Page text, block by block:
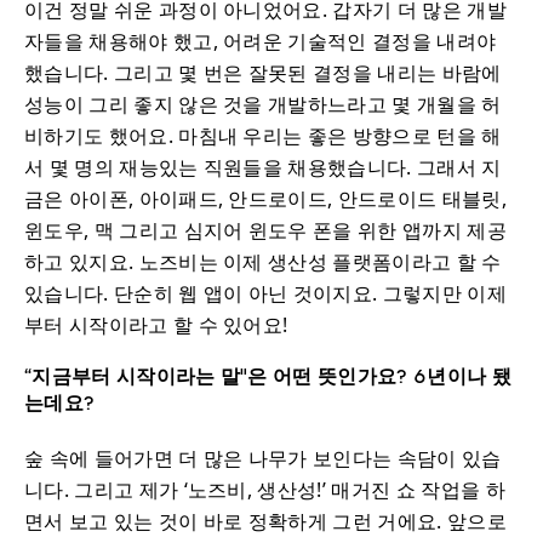
이건 정말 쉬운 과정이 아니었어요. 갑자기 더 많은 개발
자들을 채용해야 했고, 어려운 기술적인 결정을 내려야
했습니다. 그리고 몇 번은 잘못된 결정을 내리는 바람에
성능이 그리 좋지 않은 것을 개발하느라고 몇 개월을 허
비하기도 했어요. 마침내 우리는 좋은 방향으로 턴을 해
서 몇 명의 재능있는 직원들을 채용했습니다. 그래서 지
금은 아이폰, 아이패드, 안드로이드, 안드로이드 태블릿,
윈도우, 맥 그리고 심지어 윈도우 폰을 위한 앱까지 제공
하고 있지요. 노즈비는 이제 생산성 플랫폼이라고 할 수
있습니다. 단순히 웹 앱이 아닌 것이지요. 그렇지만 이제
부터 시작이라고 할 수 있어요!
“지금부터 시작이라는 말"은 어떤 뜻인가요? 6년이나 됐
는데요?
숲 속에 들어가면 더 많은 나무가 보인다는 속담이 있습
니다. 그리고 제가 ‘노즈비, 생산성!’ 매거진 쇼 작업을 하
면서 보고 있는 것이 바로 정확하게 그런 거에요. 앞으로